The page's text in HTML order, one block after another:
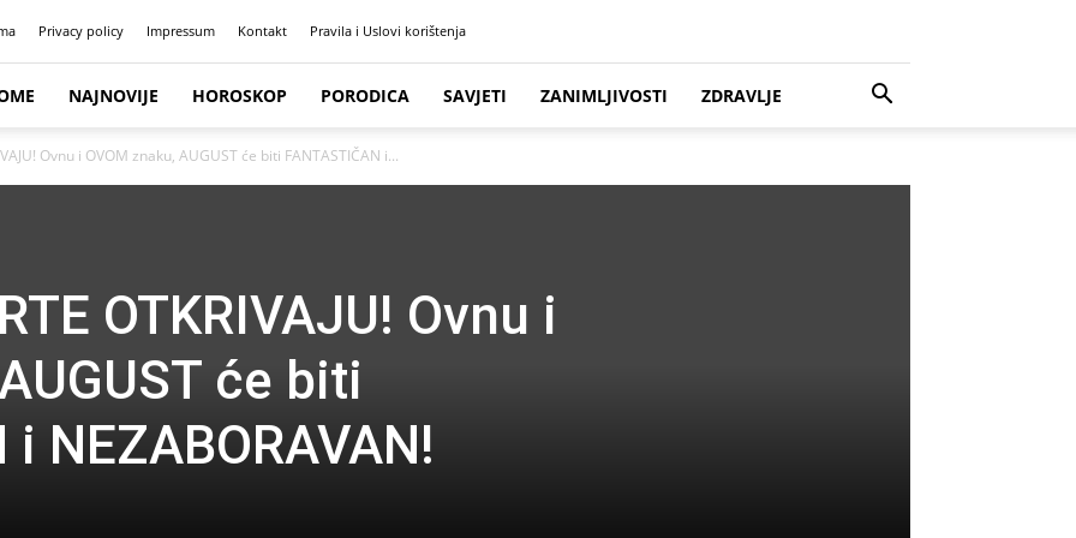
Privacy policy Impressum Kontakt Pravila i Uslovi korištenja
NAJNOVIJE HOROSKOP PORODICA SAVJETI ZANIMLJIVOSTI ZDRAVLJE
Ovnu i OVOM znaku, AUGUST će biti FANTASTIČAN i...
OTKRIVAJU! Ovnu i
će biti
NEZABORAVAN!